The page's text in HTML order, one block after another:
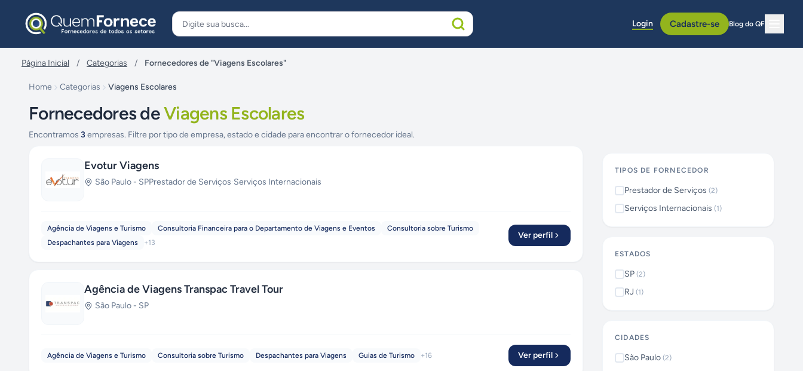
Login Cadastre-se Blog do QF
Página Inicial / Categorias / Fornecedores de "Viagens Escolares"
Home Categorias Viagens Escolares
Fornecedores deViagens Escolares
Encontramos 3 empresas. Filtre por tipo de empresa, estado e cidade para encontrar o fornecedor ideal.
Evotur Viagens
São Paulo - SPPrestador de Serviços·Serviços Internacionais
Agência de Viagens e Turismo Consultoria Financeira para o Departamento de Viagens e Eventos
Consultoria sobre Turismo
Despachantes para Viagens
+13
Ver perfil
Agência de Viagens Transpac Travel Tour
São Paulo - SP
Agência de Viagens e Turismo Consultoria sobre Turismo Despachantes para Viagens Guias de Turismo +16 Ver perfil
TIPOS DE FORNECEDOR
Prestador de Serviços (2)
Serviços Internacionais (1)
ESTADOS
SP (2)
RJ (1)
CIDADES
São Paulo (2)